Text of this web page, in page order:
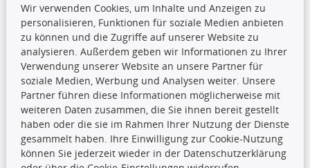
Die hier angezeigten Daten,
insbesondere die gesamte Datenbank,
dürfen nicht kopiert werden. Es ist zu
unterlassen, die Daten oder die gesamte Datenbank ohne
vorherige Zustimmung TecDocs zu vervielfältigen, zu
Wir verwenden Cookies, um Inhalte und Anzeigen zu
personalisieren, Funktionen für soziale Medien anbieten
zu können und die Zugriffe auf unserer Website zu
analysieren. Außerdem geben wir Informationen zu Ihrer
Verwendung unserer Website an unsere Partner für
soziale Medien, Werbung und Analysen weiter. Unsere
Partner führen diese Informationen möglicherweise mit
weiteren Daten zusammen, die Sie ihnen bereit gestellt
haben oder die sie im Rahmen Ihrer Nutzung der Dienste
gesammelt haben. Ihre Einwilligung zur Cookie-Nutzung
können Sie jederzeit wieder in der Datenschutzerklärung